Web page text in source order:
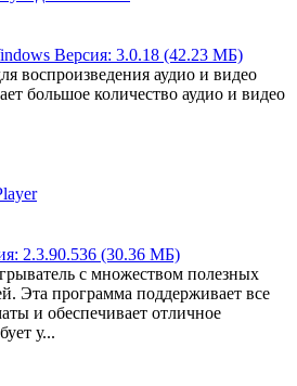
Версия: 3.0.18 (42.23 МБ)
воспроизведения аудио и видео
большое количество аудио и видео
2.3.90.536 (30.36 МБ)
с множеством полезных
Эта программа поддерживает все
и обеспечивает отличное
у...